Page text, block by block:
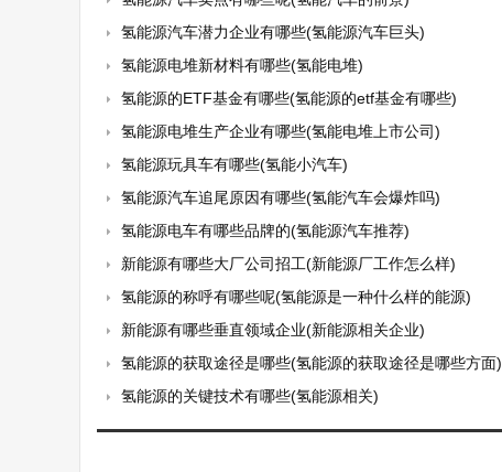
氢能源汽车潜力企业有哪些(氢能源汽车巨头)
氢能源电堆新材料有哪些(氢能电堆)
氢能源的ETF基金有哪些(氢能源的etf基金有哪些)
氢能源电堆生产企业有哪些(氢能电堆上市公司)
氢能源玩具车有哪些(氢能小汽车)
氢能源汽车追尾原因有哪些(氢能汽车会爆炸吗)
氢能源电车有哪些品牌的(氢能源汽车推荐)
新能源有哪些大厂公司招工(新能源厂工作怎么样)
氢能源的称呼有哪些呢(氢能源是一种什么样的能源)
新能源有哪些垂直领域企业(新能源相关企业)
氢能源的获取途径是哪些(氢能源的获取途径是哪些方面)
氢能源的关键技术有哪些(氢能源相关)